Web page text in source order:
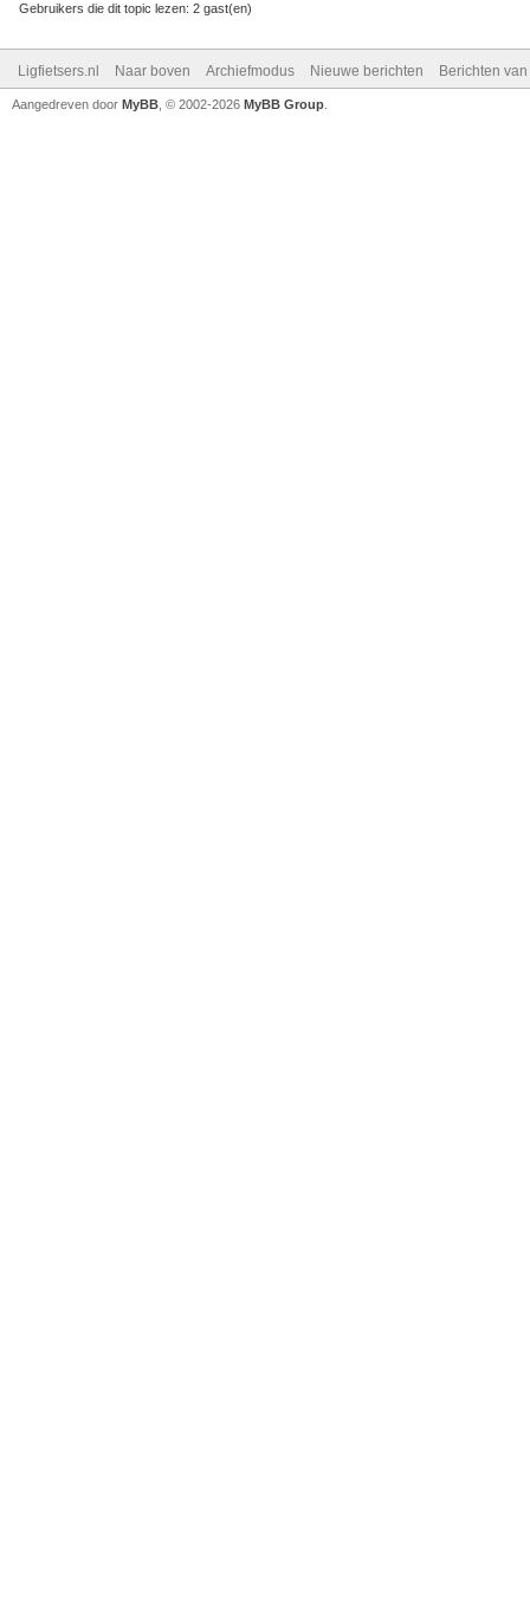
Gebruikers die dit topic lezen: 2 gast(en)
Ligfietsers.nl Naar boven Archiefmodus Nieuwe berichten Berichten
Aangedreven door MyBB , © 2002-2026 MyBB Group